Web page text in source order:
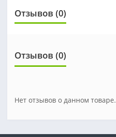
Отзывов (0)
Отзывов (0)
Нет отзывов о данном товаре.